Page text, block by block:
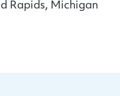
Rapids, Michigan